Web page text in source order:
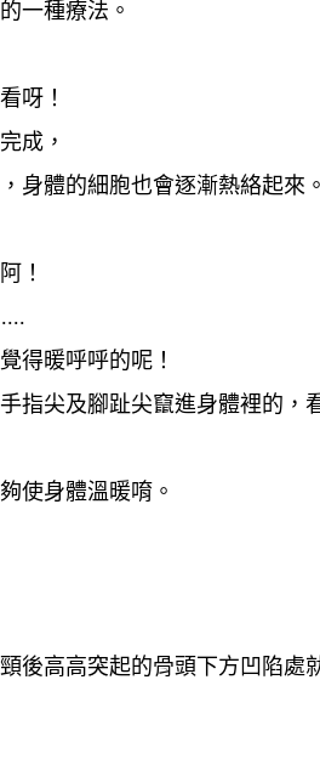
一種療法。
呀！
成，
身體的細胞也會逐漸熱絡起來。
！
得暖呼呼的呢！
指尖及腳趾尖竄進身體裡的，
使身體溫暖唷。
後高高突起的骨頭下方凹陷處